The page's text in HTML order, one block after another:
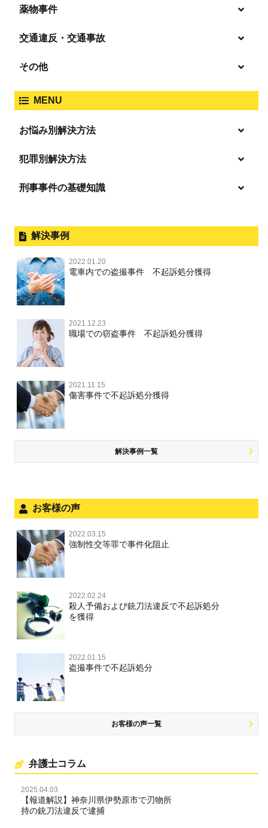
逮捕・監禁
業務妨害
盗撮・のぞき
強姦・準強姦
淫行・援助交際
公然わいせつ，わいせつ物頒布，淫
行勧誘罪
児童ポルノ・リベンジポルノ
詐欺
恐喝
薬物事件
危険ドラッグ
交通違反・交通事故
ひき逃げ・当て逃げ
危険運転行為等
自転車事故
その他
商標法違反
ストーカー事件
銃刀法違反
風営法・風適法違反
文書偽造・偽造文書行使
不正競争防止法
住居侵入等
名誉棄損・侮辱
MENU
お悩み別解決方法
「逮捕」について適切に知ることで不安や悩みを解消する
逮捕後、早急な釈放・保釈を望むときにすべきこと
無実・無罪の証明をしたい
被害者との示談を円満に進めるためには
刑事事件で被疑者を不起訴処分にするには
事件を秘密にするためにとるべき行動とは
自首・出頭の不安や悩みを解消するためには
犯罪別解決方法
事件別－暴力事件
暴行・傷害
殺人
過失致死・過失傷害
脅迫・強要
逮捕・監禁
略取・誘拐・人身売買
器物損壊
業務妨害
公務執行妨害
性犯罪 TOP
痴漢
盗撮，のぞき
不同意わいせつ（旧：強制わいせつ，準強制わいせつ），
監護者わいせつ
不同意性交等・監護者性交等
淫行・援助交際
公然わいせつ罪，わいせつ物頒布罪，淫行勧誘罪
児童ポルノ，リベンジポルノ
風営法・風適法違反
事件別－財産犯
財産犯 TOP
窃盗罪
詐欺罪
恐喝罪
横領・背任
盗品売買・譲り受け等
知的財産と刑事事件
事件別－薬物事件
薬物事件 TOP
覚せい剤
大麻
麻薬及び向精神薬
危険ドラッグ
事件別－交通違反・交通事故
交通違反・交通事故 TOP
人身事故・死亡事故
ひき逃げ・当て逃げ
無免許運転
飲酒運転
その他
その他 TOP
商標法違反
放火・失火
犯罪収益移転防止法違反
ストーカー事件
銃刀法違反
児童虐待・保護責任者遺棄
文書偽造・偽造文書行使
不正競争防止法
住居侵入等
名誉毀損・侮辱
刑事事件の基礎知識
外国人事件の手続きと特色
刑事裁判の概要・手続
公務員の逮捕・刑事事件
控訴・上告
国選弁護士と私選弁護士の違い
裁判員裁判
司法取引・刑事免責
取調べの注意点
少年事件の手続と特色
法人と刑事事件（脱税関係，従業員逮捕，予防法務等）
解決事例
2022.01.20
電車内での盗撮事件 不起訴処分獲得
2021.12.23
職場での窃盗事件 不起訴処分獲得
2021.11.15
傷害事件で不起訴処分獲得
解決事例一覧
お客様の声
2022.03.15
強制性交等罪で事件化阻止
2022.02.24
殺人予備および銃刀法違反で不起訴処分
を獲得
2022.01.15
盗撮事件で不起訴処分
お客様の声一覧
弁護士コラム
2025.04.03
【報道解説】神奈川県伊勢原市で刃物所
持の銃刀法違反で逮捕